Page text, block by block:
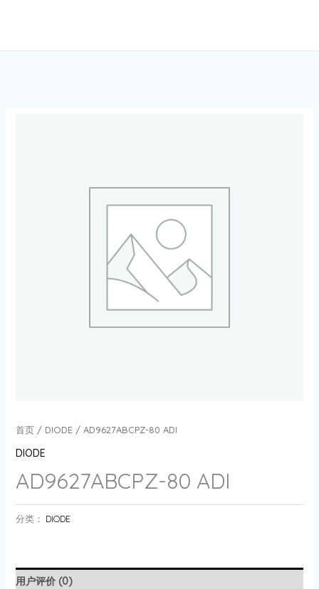
首页/ DIODE/ AD9627ABCPZ-80 ADI
DIODE
AD9627ABCPZ-80 ADI
分类： DIODE
用户评价 (0)